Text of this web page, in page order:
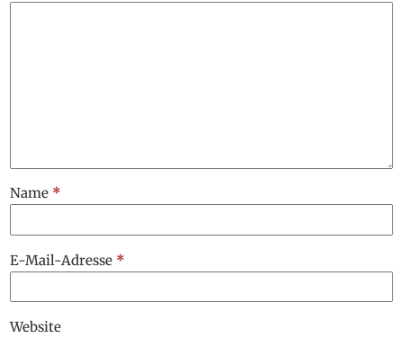
Name *
E-Mail-Adresse *
Website